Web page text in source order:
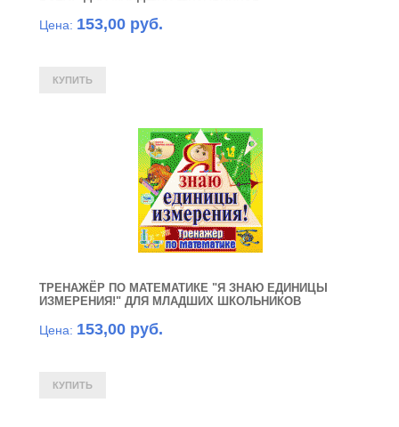
Цена: 153,00 руб.
ТРЕНАЖЁР ПО МАТЕМАТИКЕ "Я ЗНАЮ ЕДИНИЦЫ
ИЗМЕРЕНИЯ!" ДЛЯ МЛАДШИХ ШКОЛЬНИКОВ
Цена: 153,00 руб.